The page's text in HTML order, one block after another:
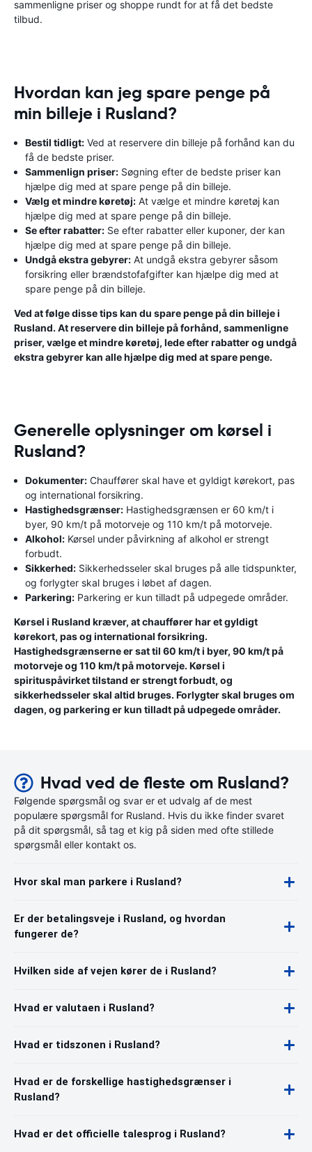
sammenligne priser og shoppe rundt for at få det bedste
tilbud.
Hvordan kan jeg spare penge på
min billeje i Rusland?
Bestil tidligt: Ved at reservere din billeje på forhånd kan du
få de bedste priser.
Sammenlign priser: Søgning efter de bedste priser kan
hjælpe dig med at spare penge på din billeje.
Vælg et mindre køretøj: At vælge et mindre køretøj kan
hjælpe dig med at spare penge på din billeje.
Se efter rabatter: Se efter rabatter eller kuponer, der kan
hjælpe dig med at spare penge på din billeje.
Undgå ekstra gebyrer: At undgå ekstra gebyrer såsom
forsikring eller brændstofafgifter kan hjælpe dig med at
spare penge på din billeje.
Ved at følge disse tips kan du spare penge på din billeje i
Rusland. At reservere din billeje på forhånd, sammenligne
priser, vælge et mindre køretøj, lede efter rabatter og undgå
ekstra gebyrer kan alle hjælpe dig med at spare penge.
Generelle oplysninger om kørsel i
Rusland?
Dokumenter: Chauffører skal have et gyldigt kørekort, pas
og international forsikring.
Hastighedsgrænser: Hastighedsgrænsen er 60 km/t i
byer, 90 km/t på motorveje og 110 km/t på motorveje.
Alkohol: Kørsel under påvirkning af alkohol er strengt
forbudt.
Sikkerhed: Sikkerhedsseler skal bruges på alle tidspunkter,
og forlygter skal bruges i løbet af dagen.
Parkering: Parkering er kun tilladt på udpegede områder.
Kørsel i Rusland kræver, at chauffører har et gyldigt
kørekort, pas og international forsikring.
Hastighedsgrænserne er sat til 60 km/t i byer, 90 km/t på
motorveje og 110 km/t på motorveje. Kørsel i
spirituspåvirket tilstand er strengt forbudt, og
sikkerhedsseler skal altid bruges. Forlygter skal bruges om
dagen, og parkering er kun tilladt på udpegede områder.
Hvad ved de fleste om Rusland?
Følgende spørgsmål og svar er et udvalg af de mest
populære spørgsmål for Rusland. Hvis du ikke finder svaret
på dit spørgsmål, så tag et kig på siden med ofte stillede
spørgsmål eller kontakt os.
Hvor skal man parkere i Rusland?
Er der betalingsveje i Rusland, og hvordan
fungerer de?
Hvilken side af vejen kører de i Rusland?
Hvad er valutaen i Rusland?
Hvad er tidszonen i Rusland?
Hvad er de forskellige hastighedsgrænser i
Rusland?
Hvad er det officielle talesprog i Rusland?